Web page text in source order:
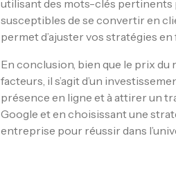
utilisant des mots-clés pertinents
susceptibles de se convertir en
permet d’ajuster vos stratégies
En conclusion, bien que le prix
facteurs, il s’agit d’un
présence en ligne et à attirer un
Google et en choisissant une
entreprise pour réussir dans